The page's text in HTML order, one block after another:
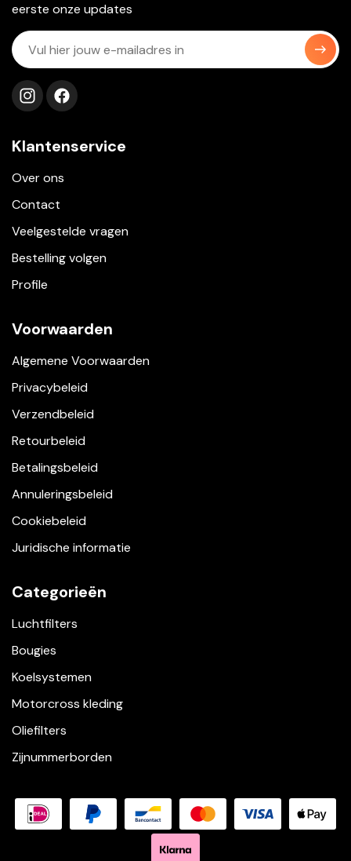
eerste onze updates
Volg ons op instagram
Volg ons op facebook
Klantenservice
Over ons
Contact
Veelgestelde vragen
Bestelling volgen
Profile
Voorwaarden
Algemene Voorwaarden
Privacybeleid
Verzendbeleid
Retourbeleid
Betalingsbeleid
Annuleringsbeleid
Cookiebeleid
Juridische informatie
Categorieën
Luchtfilters
Bougies
Koelsystemen
Motorcross kleding
Oliefilters
Zijnummerborden